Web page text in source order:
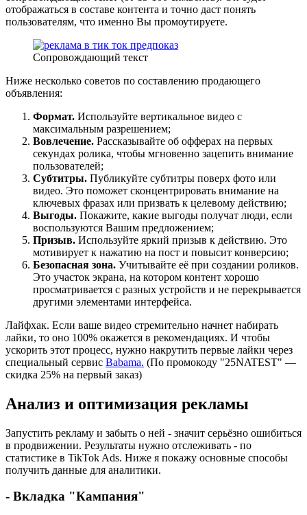
отображаться в составе контента и точно даст понять
пользователям, что именно Вы промоутируете.
Сопровождающий текст
Ниже несколько советов по составлению продающего
объявления:
Формат. Используйте вертикальное видео с
максимальным разрешением;
Вовлечение. Рассказывайте об офферах на первых
секундах ролика, чтобы мгновенно зацепить внимание
пользователей;
Субтитры. Публикуйте субтитры поверх фото или
видео. Это поможет сконцентрировать внимание на
ключевых фразах или призвать к целевому действию;
Выгоды. Покажите, какие выгоды получат люди, если
воспользуются Вашим предложением;
Призыв. Используйте яркий призыв к действию. Это
мотивирует к нажатию на пост и повысит конверсию;
Безопасная зона. Учитывайте её при создании роликов.
Это участок экрана, на котором контент хорошо
просматривается с разных устройств и не перекрывается
другими элементами интерфейса.
Лайфхак. Если ваше видео стремительно начнет набирать
лайки, то оно 100% окажется в рекомендациях. И чтобы
ускорить этот процесс, нужно накрутить первые лайки через
специальный сервис Babama. (По промокоду "25NATEST" —
скидка 25% на первый заказ)
Анализ и оптимизация рекламы
Запустить рекламу и забыть о ней - значит серьёзно ошибиться
в продвижении. Результаты нужно отслеживать - по
статистике в TikTok Ads. Ниже я покажу основные способы
получить данные для аналитики.
- Вкладка "Кампания"